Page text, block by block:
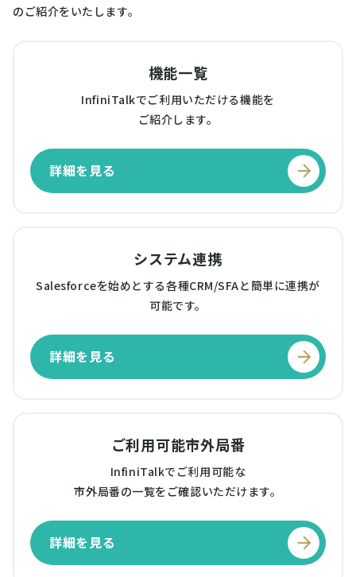
のご紹介をいたします。
機能一覧
InfiniTalkでご利用いただける機能を
ご紹介します。
詳細を見る
システム連携
Salesforceを始めとする各種CRM/SFAと簡単に連携が
可能です。
詳細を見る
ご利用可能市外局番
InfiniTalkでご利用可能な
市外局番の一覧をご確認いただけます。
詳細を見る